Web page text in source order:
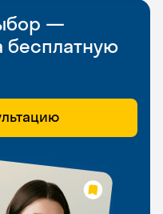
—
бесплатную